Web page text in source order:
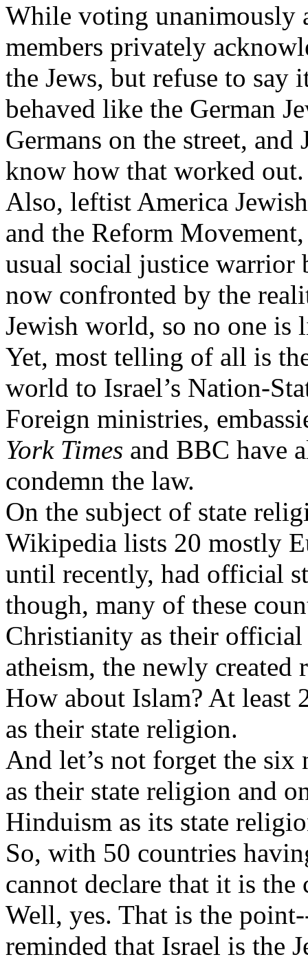
While voting unanimously
members privately
the Jews, but refuse to say
behaved like the German
Germans on the street, and
know how that worked out.
Also, leftist America Jewish
and the Reform Movement
usual social justice warrior
now confronted by the
Jewish world, so no one is
Yet, most telling of all is
world to Israel’s Nation-
Foreign ministries,
York Times and BBC have
condemn the law.
On the subject of state
Wikipedia lists 20 mostly
until recently, had official
though, many of these
Christianity as their
atheism, the newly created
How about Islam? At least
as their state religion.
And let’s not forget the six
as their state religion and
Hinduism as its state
So, with 50 countries
cannot declare that it is the
Well, yes. That is the
reminded that Israel is the